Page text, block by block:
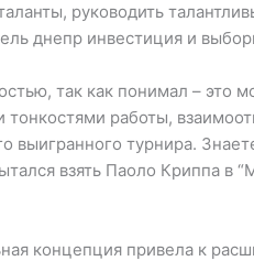
руководить
днепр инвестиция и
так как понимал – это
работы,
выигранного турнира.
взять Паоло Криппа в
концепция привела к